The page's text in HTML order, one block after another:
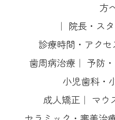
方
｜ 院長・ス
診療時間・アクセ
歯周病治療 ｜ 予防
小児歯科・
成人矯正｜ マウ